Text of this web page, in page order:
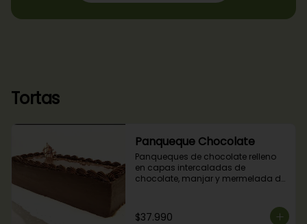
Tortas
Panqueque Chocolate
Panqueques de chocolate relleno
en capas intercaladas de
chocolate, manjar y mermelada de
$37.990